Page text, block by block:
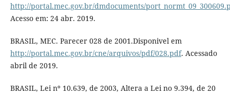
http://portal.mec.gov.br/dmdocuments/
Acesso em: 24 abr. 2019.
BRASIL, MEC. Parecer 028 de 2001.Disponivel em
http://portal.mec.gov.br/cne/arquivos/pdf/028.pdf. Acessado
abril de 2019.
BRASIL, Lei nº 10.639, de 2003, Altera a Lei no 9.394, de 20